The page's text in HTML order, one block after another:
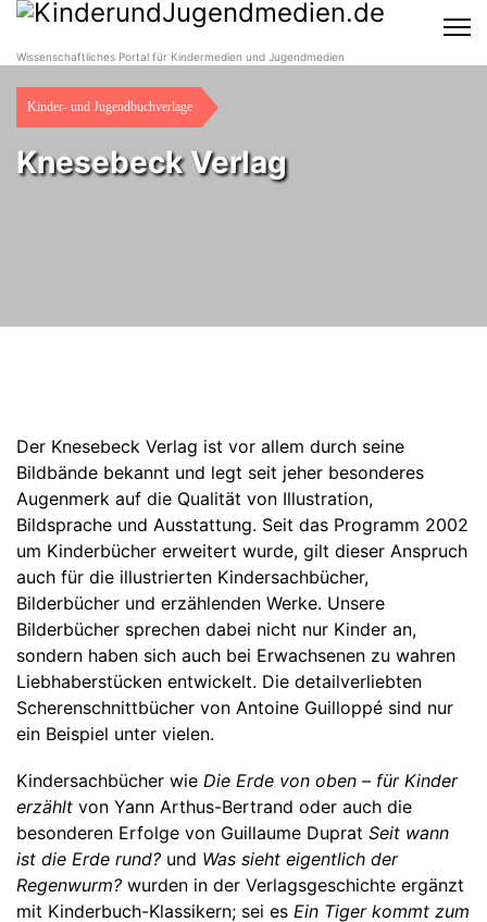
Wissenschaftliches Portal für Kindermedien und Jugendmedien
Kinder- und Jugendbuchverlage
Knesebeck Verlag
Der Knesebeck Verlag ist vor allem durch seine
Bildbände bekannt und legt seit jeher besonderes
Augenmerk auf die Qualität von Illustration,
Bildsprache und Ausstattung. Seit das Programm 2002
um Kinderbücher erweitert wurde, gilt dieser Anspruch
auch für die illustrierten Kindersachbücher,
Bilderbücher und erzählenden Werke. Unsere
Bilderbücher sprechen dabei nicht nur Kinder an,
sondern haben sich auch bei Erwachsenen zu wahren
Liebhaberstücken entwickelt. Die detailverliebten
Scherenschnittbücher von Antoine Guilloppé sind nur
ein Beispiel unter vielen.
Kindersachbücher wie Die Erde von oben – für Kinder
erzählt von Yann Arthus-Bertrand oder auch die
besonderen Erfolge von Guillaume Duprat Seit wann
ist die Erde rund? und Was sieht eigentlich der
Regenwurm? wurden in der Verlagsgeschichte ergänzt
mit Kinderbuch-Klassikern; sei es Ein Tiger kommt zum